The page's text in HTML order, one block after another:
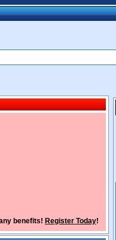
benefits! Register Today!